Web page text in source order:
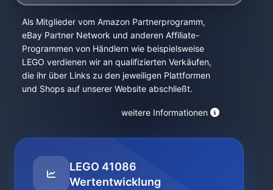
Als Mitglieder vom Amazon Partnerprogramm,
eBay Partner Network und anderen Affiliate-
Programmen von Händlern wie beispielsweise
LEGO verdienen wir an qualifizierten Verkäufen,
die ihr über Links zu den jeweiligen Plattformen
und Shops auf unserer Website abschließt.
weitere Informationen
LEGO 41086
Wertentwicklung